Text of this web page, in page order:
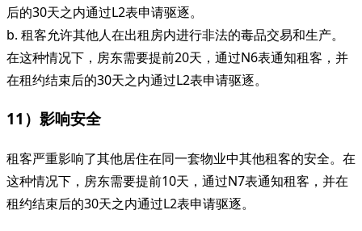
后的30天之内通过L2表申请驱逐。
b. 租客允许其他人在出租房内进行非法的毒品交易和生产。
在这种情况下，房东需要提前20天，通过N6表通知租客，并
在租约结束后的30天之内通过L2表申请驱逐。
11）影响安全
租客严重影响了其他居住在同一套物业中其他租客的安全。在
这种情况下，房东需要提前10天，通过N7表通知租客，并在
租约结束后的30天之内通过L2表申请驱逐。